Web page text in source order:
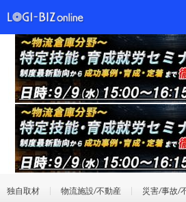
独自取材 物流施設/不動産 災害/事故/